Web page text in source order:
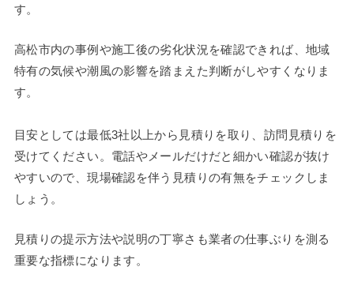
す。
高松市内の事例や施工後の劣化状況を確認できれば、地域
特有の気候や潮風の影響を踏まえた判断がしやすくなりま
す。
目安としては最低3社以上から見積りを取り、訪問見積りを
受けてください。電話やメールだけだと細かい確認が抜け
やすいので、現場確認を伴う見積りの有無をチェックしま
しょう。
見積りの提示方法や説明の丁寧さも業者の仕事ぶりを測る
重要な指標になります。